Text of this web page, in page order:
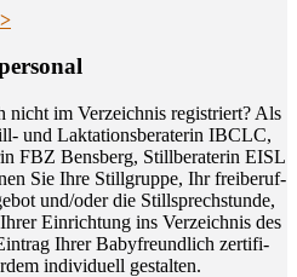
nicht im Ver­zeich­nis regis­triert? Als
und Lak­ta­ti­ons­be­ra­te­rin IBCLC,
FBZ Bens­berg, Still­be­ra­te­rin EISL
Sie Ihre Still­grup­pe, Ihr frei­be­ruf­
und/oder die Still­sprech­stun­de,
Ein­rich­tung ins Ver­zeich­nis des
Ihrer Baby­freund­lich zer­ti­fi­
indi­vi­du­ell gestalten.